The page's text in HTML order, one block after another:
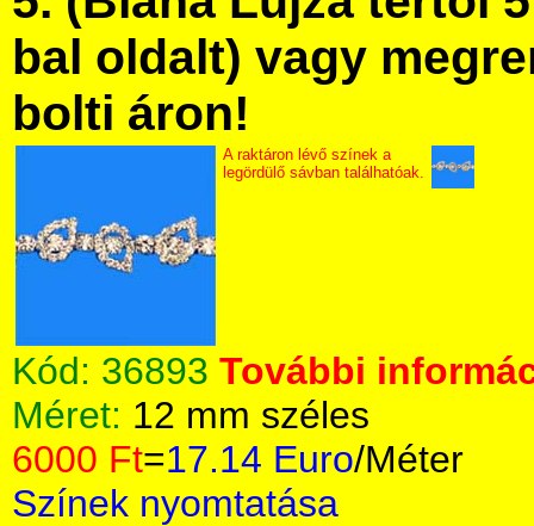
bal oldalt) vagy
bolti áron!
A raktáron lévő színek a
legördülő sávban találhatóak.
Kód: 36893 További
Méret: 12 mm széles
6000 Ft=17.14 Euro/Méter
Színek nyomtatása